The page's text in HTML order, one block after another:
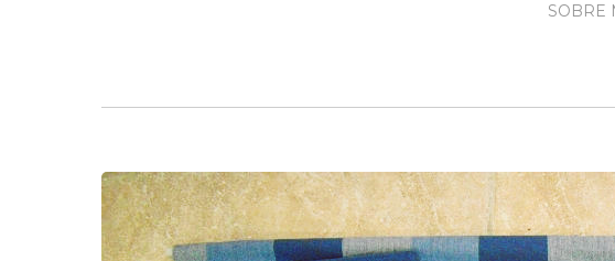
SOBRE